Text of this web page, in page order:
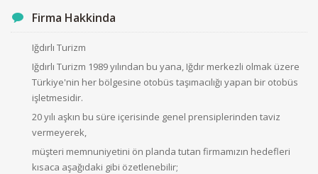
Firma Hakkinda
Iğdırlı Turizm
Iğdırlı Turizm 1989 yılından bu yana, Iğdır merkezli olmak üzere
Türkiye'nin her bölgesine otobüs taşımacılığı yapan bir otobüs
işletmesidir.
20 yılı aşkın bu süre içerisinde genel prensiplerinden taviz
vermeyerek,
müşteri memnuniyetini ön planda tutan firmamızın hedefleri
kısaca aşağıdaki gibi özetlenebilir;